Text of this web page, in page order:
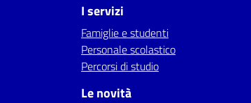
I servizi
Famiglie e studenti
Personale scolastico
Percorsi di studio
Le novità